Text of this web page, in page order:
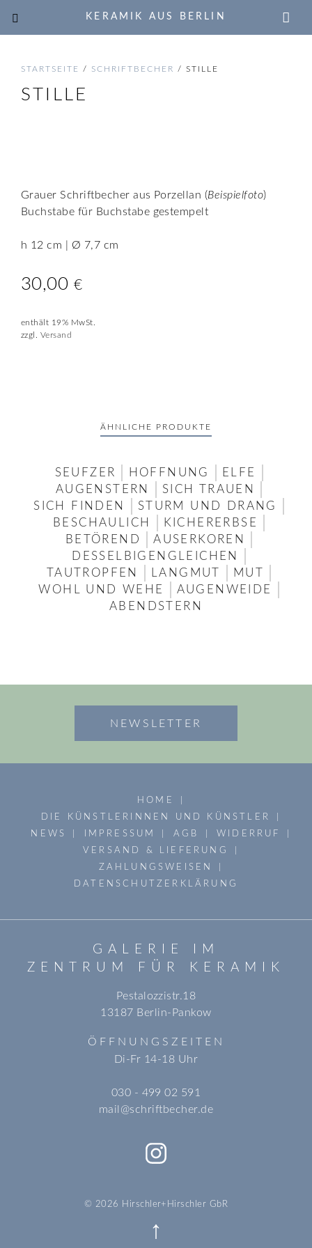
KERAMIK AUS BERLIN
STARTSEITE / SCHRIFTBECHER / STILLE
STILLE
Grauer Schriftbecher aus Porzellan (Beispielfoto)
Buchstabe für Buchstabe gestempelt
h 12 cm | Ø 7,7 cm
30,00 €
enthält 19% MwSt.
zzgl. Versand
ÄHNLICHE PRODUKTE
SEUFZER HOFFNUNG
ELFE
AUGENSTERN
SICH TRAUEN
SICH FINDEN
STURM UND DRANG
BESCHAULICH
KICHERERBSE
BETÖREND
AUSERKOREN
DESSELBIGENGLEICHEN
TAUTROPFEN
LANGMUT
MUT
WOHL UND WEHE
AUGENWEIDE
ABENDSTERN
NEWSLETTER
HOME
DIE KÜNSTLERINNEN UND KÜNSTLER
NEWS
IMPRESSUM AGB
WIDERRUF
VERSAND & LIEFERUNG
ZAHLUNGSWEISEN
DATENSCHUTZERKLÄRUNG
GALERIE IM
ZENTRUM FÜR KERAMIK
Pestalozzistr.18
13187 Berlin-Pankow
ÖFFNUNGSZEITEN
Di-Fr 14-18 Uhr
030 - 499 02 591
mail@schriftbecher.de
© 2026 Hirschler+Hirschler GbR